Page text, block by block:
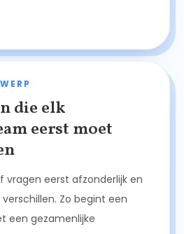
die elk
eerst moet
vragen eerst afzonderlijk en
Zo begint een
een gezamenlijke